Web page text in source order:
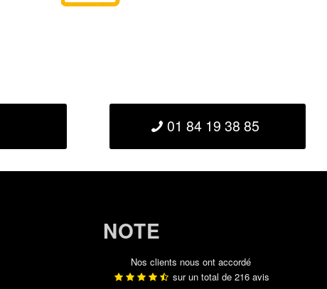
01 84 19 38 85
NOTE
Nos clients nous ont accordé
sur un total de 216avis